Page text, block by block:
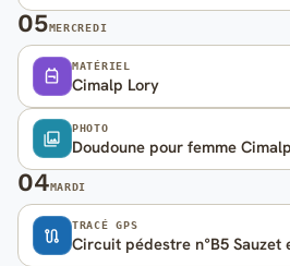
05MERCREDI
MATÉRIEL
Cimalp Lory
PHOTO
Doudoune pour femme
04MARDI
TRACÉ GPS
Circuit pédestre n°B5 Sauzet